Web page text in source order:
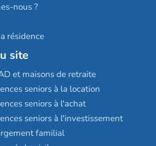
nous ?
résidence
site
et maisons de retraite
seniors à la location
seniors à l'achat
seniors à l'investissement
familial